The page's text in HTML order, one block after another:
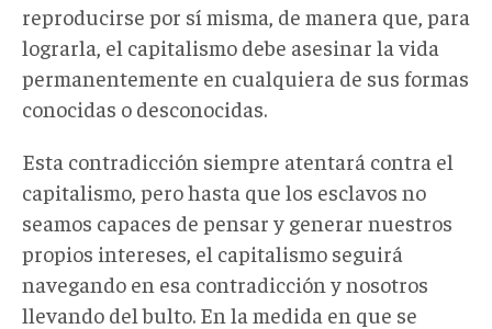
reproducirse por sí misma, de manera que, para
lograrla, el capitalismo debe asesinar la vida
permanentemente en cualquiera de sus formas
conocidas o desconocidas.
Esta contradicción siempre atentará contra el
capitalismo, pero hasta que los esclavos no
seamos capaces de pensar y generar nuestros
propios intereses, el capitalismo seguirá
navegando en esa contradicción y nosotros
llevando del bulto. En la medida en que se